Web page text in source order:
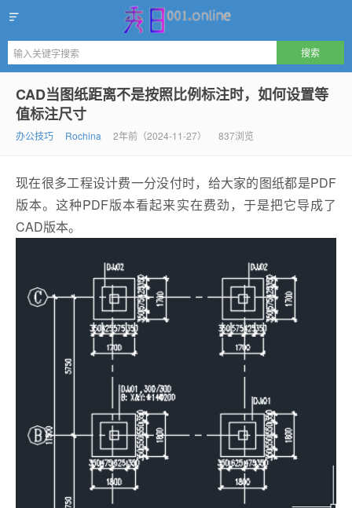
CAD当图纸距离不是按照比例标注时，如何设置等
值标注尺寸
办公技巧 Rochina 2年前（2024-11-27） 837浏览
现在很多工程设计费一分没付时，给大家的图纸都是PDF
版本。这种PDF版本看起来实在费劲，于是把它导成了
CAD版本。